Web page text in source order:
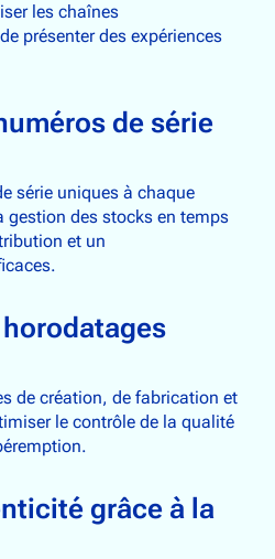
les chaînes
présenter des expériences
de série
série uniques à chaque
gestion des stocks en temps
et un
de création, de fabrication et
le contrôle de la qualité
grâce à la